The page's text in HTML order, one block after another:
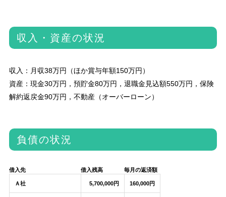
収入・資産の状況
収入：月収38万円（ほか賞与年額150万円）
資産：現金30万円，預貯金80万円，退職金見込額550万円，保険
解約返戻金90万円，不動産（オーバーローン）
負債の状況
借入先 借入残高 毎月の返済額
Ａ社 5,700,000円 160,000円